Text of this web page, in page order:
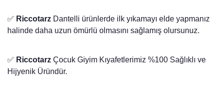
✅ Riccotarz Dantelli ürünlerde ilk yıkamayı elde yapmanız
halinde daha uzun ömürlü olmasını sağlamış olursunuz.
✅ Riccotarz Çocuk Giyim Kıyafetlerimiz %100 Sağlıklı ve
Hijyenik Üründür.